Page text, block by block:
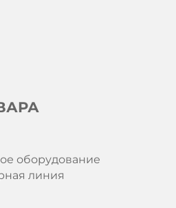
оборудование
линия